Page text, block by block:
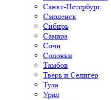
Санкт-Петербург
Смоленск
Сибирь
Самара
Сочи
Соловки
Тамбов
Тверь и Селигер
Тула
Урал